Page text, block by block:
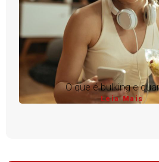
O que é bulking e
Leia Mais